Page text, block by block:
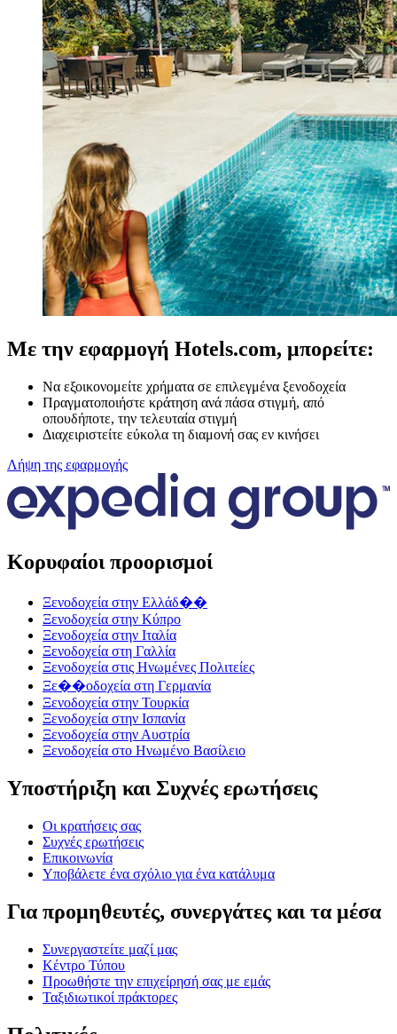
Με την εφαρμογή Hotels.com, μπορείτε:
Να εξοικονομείτε χρήματα σε επιλεγμένα ξενοδοχεία
Πραγματοποιήστε κράτηση ανά πάσα στιγμή, από
οπουδήποτε, την τελευταία στιγμή
Διαχειριστείτε εύκολα τη διαμονή σας εν κινήσει
Λήψη της εφαρμογής
Κορυφαίοι προορισμοί
Ξενοδοχεία στην Ελλάδ��
Ξενοδοχεία στην Κύπρο
Ξενοδοχεία στην Ιταλία
Ξενοδοχεία στη Γαλλία
Ξενοδοχεία στις Ηνωμένες Πολιτείες
Ξε��οδοχεία στη Γερμανία
Ξενοδοχεία στην Τουρκία
Ξενοδοχεία στην Ισπανία
Ξενοδοχεία στην Αυστρία
Ξενοδοχεία στο Ηνωμένο Βασίλειο
Υποστήριξη και Συχνές ερωτήσεις
Οι κρατήσεις σας
Συχνές ερωτήσεις
Επικοινωνία
Υποβάλετε ένα σχόλιο για ένα κατάλυμα
Για προμηθευτές, συνεργάτες και τα μέσα
Συνεργαστείτε μαζί μας
Κέντρο Τύπου
Προωθήστε την επιχείρησή σας με εμάς
Ταξιδιωτικοί πράκτορες